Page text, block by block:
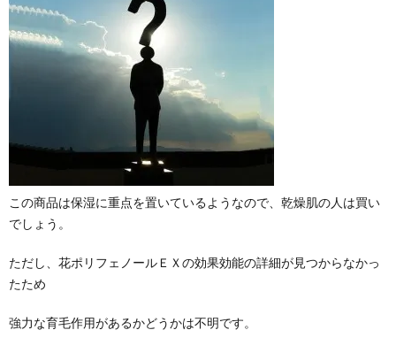
この商品は保湿に重点を置いているようなので、乾燥肌の人は買い
でしょう。
ただし、花ポリフェノールＥＸの効果効能の詳細が見つからなかっ
たため
強力な育毛作用があるかどうかは不明です。